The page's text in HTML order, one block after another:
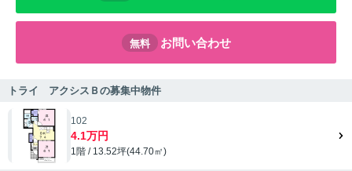
無料 お問い合わせ
トライ アクシスＢの募集中物件
102
4.1万円
1階 / 13.52坪(44.70㎡)